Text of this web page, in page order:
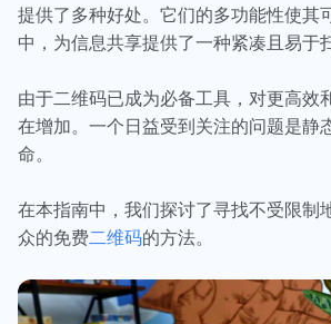
提供了多种好处。它们的多功能性使其
中，为信息共享提供了一种紧凑且易于
由于二维码已成为必备工具，对更高效
在增加。一个日益受到关注的问题是静
命。
在本指南中，我们探讨了寻找不受限制
众的免费二维码的方法。